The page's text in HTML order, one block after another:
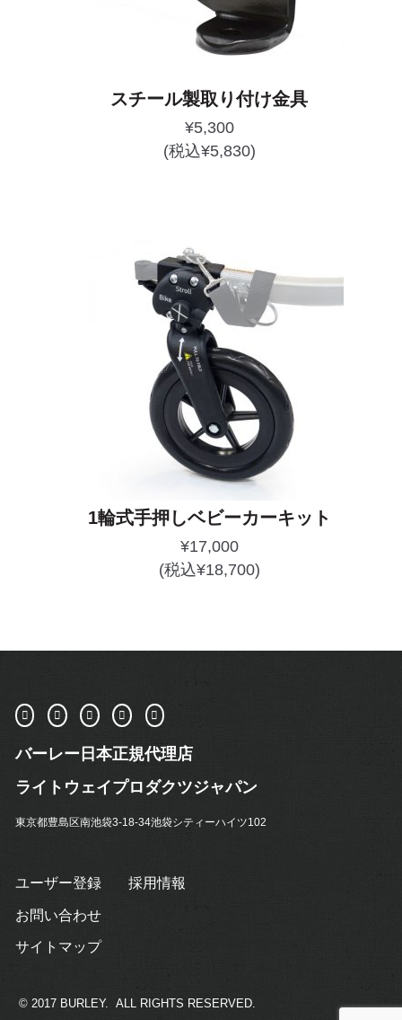
スチール製取り付け金具
¥5,300
(税込¥5,830)
1輪式手押しベビーカーキット
¥17,000
(税込¥18,700)
バーレー日本正規代理店
ライトウェイプロダクツジャパン
東京都豊島区南池袋3-18-34池袋シティーハイツ102
ユーザー登録
お問い合わせ
サイトマップ
採用情報
© 2017 BURLEY. ALL RIGHTS RESERVED.